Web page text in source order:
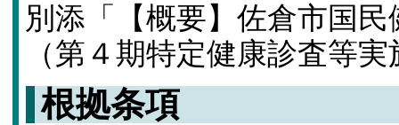
別添「【概要】佐倉市国
（第４期特定健康診査等
根拠条項